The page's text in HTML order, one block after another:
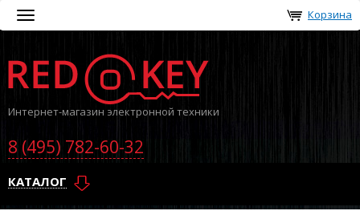
Toggle
navigation
Корзина
Интернет-магазин электронной техники
8 (495) 782-60-32
КАТАЛОГ